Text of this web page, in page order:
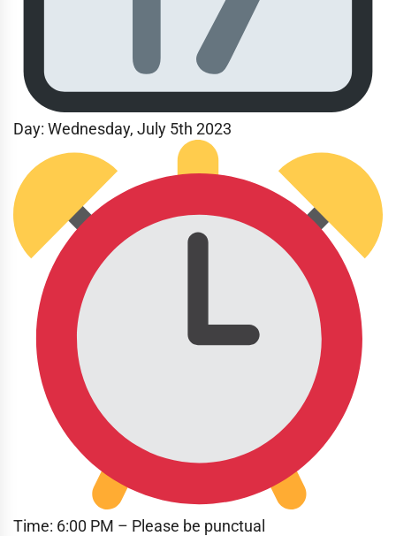
Day: Wednesday, July 5th 2023
Time: 6:00 PM – Please be punctual